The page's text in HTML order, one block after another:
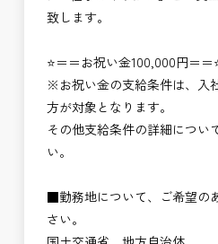
致します。
⭐＝＝お祝い金100,000円＝＝
※お祝い金の支給条件は、入
方が対象となります。
その他支給条件の詳細につい
い。
■勤務地について、ご希望の
さい。